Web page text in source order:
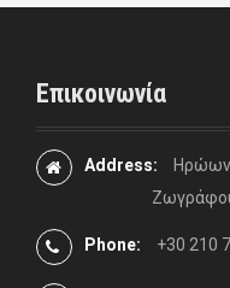
Επικοινωνία
Address:
Ηρώων
Ζωγράφου,
Phone: +30 210